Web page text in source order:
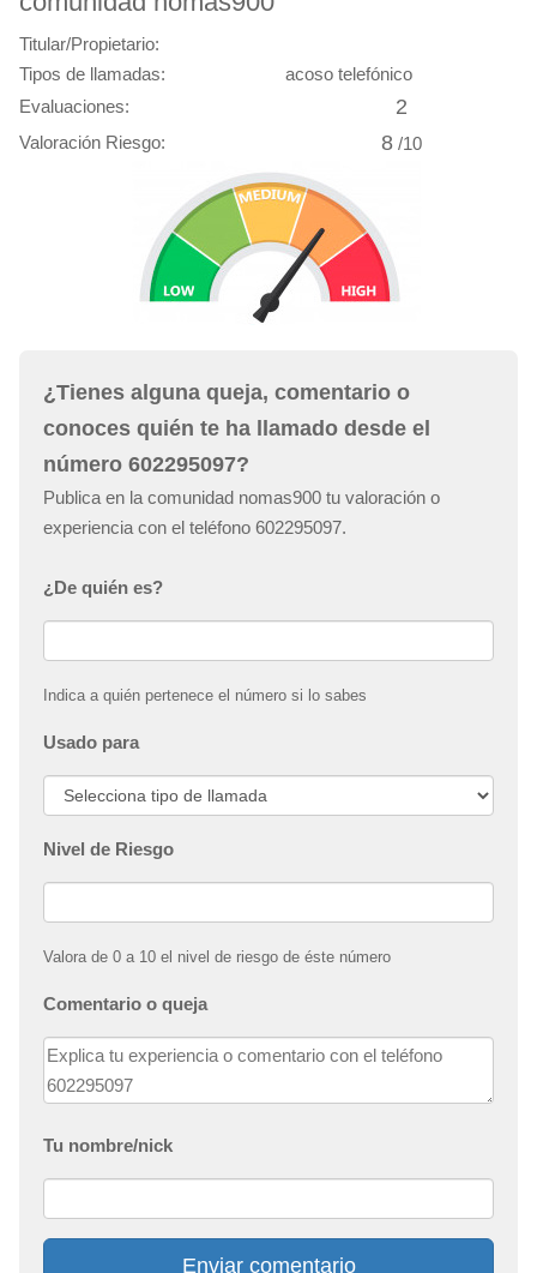
Titular/Propietario:
Tipos de llamadas:
acoso telefónico
Evaluaciones:
2
Valoración Riesgo: 8 /10
¿Tienes alguna queja, comentario o
conoces quién te ha llamado desde el
número 602295097?
Publica en la comunidad nomas900 tu valoración o
experiencia con el teléfono 602295097.
¿De quién es?
Indica a quién pertenece el número si lo sabes
Usado para
Nivel de Riesgo
Valora de 0 a 10 el nivel de riesgo de éste número
Comentario o queja
Tu nombre/nick
Enviar comentario